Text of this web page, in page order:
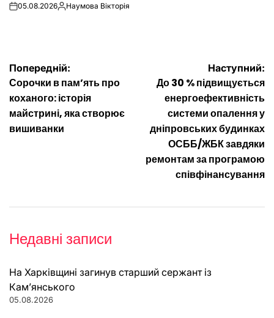
on05.08.2026Опубліковано
Наумова Вікторія
Навігація
записів
Попередній:
Сорочки в пам’ять про
коханого: історія
майстрині, яка створює
вишиванки
Наступний:
До 30 % підвищується
енергоефективність
системи опалення у
дніпровських будинках
ОСББ/ЖБК завдяки
ремонтам за програмою
співфінансування
Недавні записи
На Харківщині загинув старший сержант із
Кам’янського
05.08.2026